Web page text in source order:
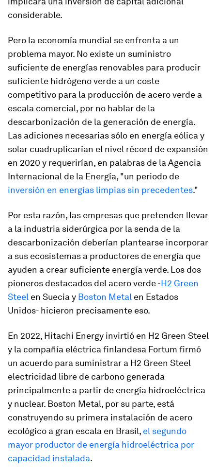
considerable.
Pero la economía mundial se enfrenta a un
problema mayor. No existe un suministro
suficiente de energías renovables para producir
suficiente hidrógeno verde a un coste
competitivo para la producción de acero verde a
escala comercial, por no hablar de la
descarbonización de la generación de energía.
Las adiciones necesarias sólo en energía eólica y
solar cuadruplicarían el nivel récord de expansión
en 2020 y requerirían, en palabras de la Agencia
Internacional de la Energía, "un periodo de
inversión en energías limpias sin precedentes."
Por esta razón, las empresas que pretenden llevar
a la industria siderúrgica por la senda de la
descarbonización deberían plantearse incorporar
a sus ecosistemas a productores de energía que
ayuden a crear suficiente energía verde. Los dos
pioneros destacados del acero verde-H2 Green
Steel en Suecia y Boston Metal en Estados
Unidos- hicieron precisamente eso.
En 2022, Hitachi Energy invirtió en H2 Green Steel
y la compañía eléctrica finlandesa Fortum firmó
un acuerdo para suministrar a H2 Green Steel
electricidad libre de carbono generada
principalmente a partir de energía hidroeléctrica
y nuclear. Boston Metal, por su parte, está
construyendo su primera instalación de acero
ecológico a gran escala en Brasil, el segundo
mayor productor de energía hidroeléctrica por
capacidad instalada.